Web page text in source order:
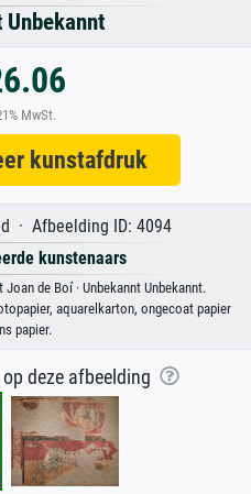
Unbekannt
MwSt.
kunstafdruk
· Afbeelding ID: 4094
kunstenaars
de Boí · Unbekannt Unbekannt.
aquarelkarton, ongecoat papier
papier.
deze afbeelding